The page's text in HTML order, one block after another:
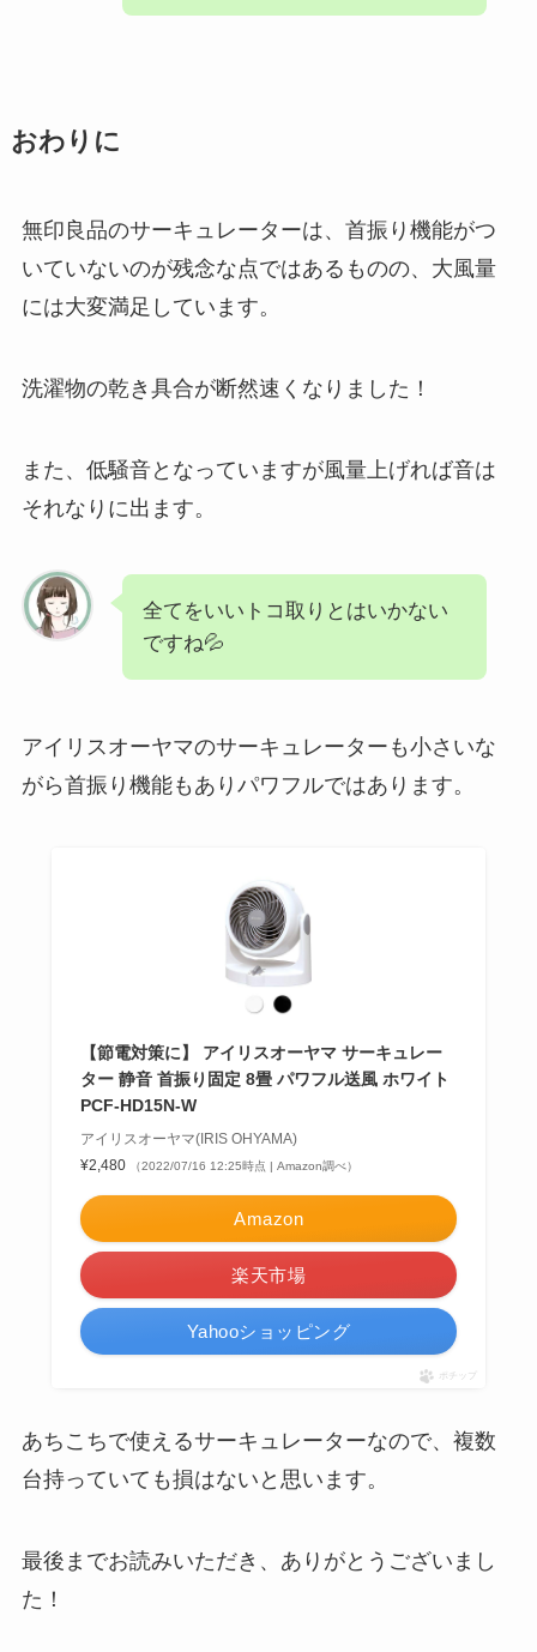
おわりに
無印良品のサーキュレーターは、首振り機能がつ
いていないのが残念な点ではあるものの、大風量
には大変満足しています。
洗濯物の乾き具合が断然速くなりました！
また、低騒音となっていますが風量上げれば音は
それなりに出ます。
全てをいいトコ取りとはいかない
ですね💦
アイリスオーヤマのサーキュレーターも小さいな
がら首振り機能もありパワフルではあります。
【節電対策に】 アイリスオーヤマ サーキュレー
ター 静音 首振り固定 8畳 パワフル送風 ホワイト
PCF-HD15N-W
アイリスオーヤマ(IRIS OHYAMA)
¥2,480
（2022/07/16 12:25時点 | Amazon調べ）
Amazon
楽天市場
Yahooショッピング
ポチップ
あちこちで使えるサーキュレーターなので、複数
台持っていても損はないと思います。
最後までお読みいただき、ありがとうございまし
た！